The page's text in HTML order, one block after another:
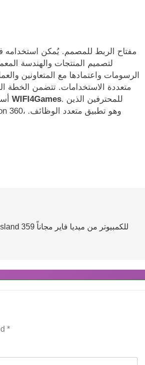
الرسومات واعتمادها مع المتعاونين
WIFI4Games. للمحترفين الذين
*